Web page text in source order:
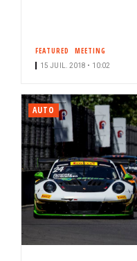
FEATURED MEETING
15 JUIL. 2018 • 10:02
AUTO